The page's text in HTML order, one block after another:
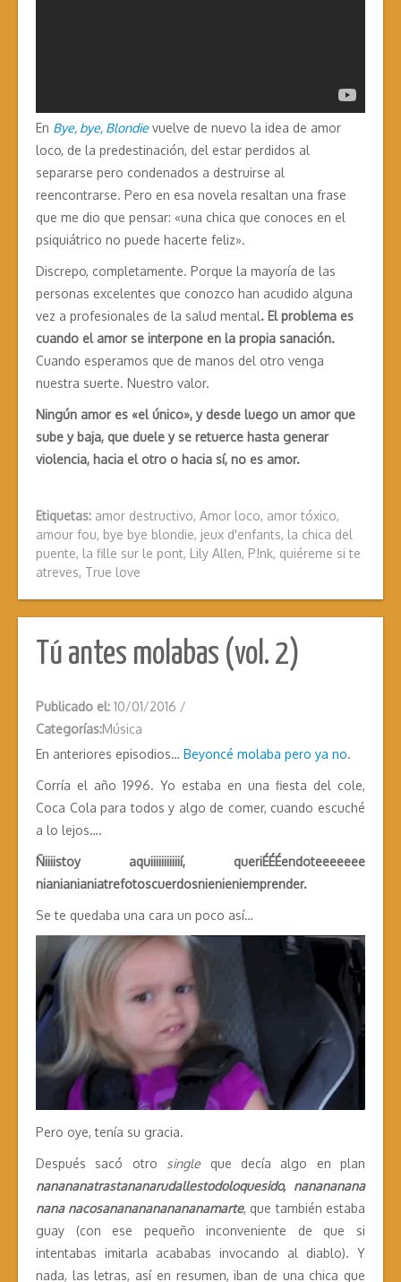
En Bye, bye, Blondievuelve de nuevo la idea de amor
loco, de la predestinación, del estar perdidos al
separarse pero condenados a destruirse al
reencontrarse. Pero en esa novela resaltan una frase
que me dio que pensar: «una chica que conoces en el
psiquiátrico no puede hacerte feliz».
Discrepo, completamente. Porque la mayoría de las
personas excelentes que conozco han acudido alguna
vez a profesionales de la salud mental. El problema es
cuando el amor se interpone en la propia sanación.
Cuando esperamos que de manos del otro venga
nuestra suerte. Nuestro valor.
Ningún amor es «el único», y desde luego un amor que
sube y baja, que duele y se retuerce hasta generar
violencia, hacia el otro o hacia sí, no es amor.
Etiquetas: amor destructivo, Amor loco, amor tóxico,
amour fou, bye bye blondie, jeux d'enfants, la chica del
puente, la fille sur le pont, Lily Allen, P!nk, quiéreme si te
atreves, True love
Tú antes molabas (vol. 2)
Publicado el: 10/01/2016 /
Categorías:Música
En anteriores episodios… Beyoncé molaba pero ya no.
Corría el año 1996. Yo estaba en una fiesta del cole,
Coca Cola para todos y algo de comer, cuando escuché
a lo lejos….
Ñiiiistoy aquiiiiiiiiiiií, queriÉÉÉendoteeeeeee
nianianianiatrefotoscuerdosnienieniemprender.
Se te quedaba una cara un poco así…
Pero oye, tenía su gracia.
Después sacó otro single que decía algo en plan
nanananatrastananarudallestodoloquesido, nanananana
nana nacosanananananananamarte, que también estaba
guay (con ese pequeño inconveniente de que si
intentabas imitarla acababas invocando al diablo). Y
nada, las letras, así en resumen, iban de una chica que